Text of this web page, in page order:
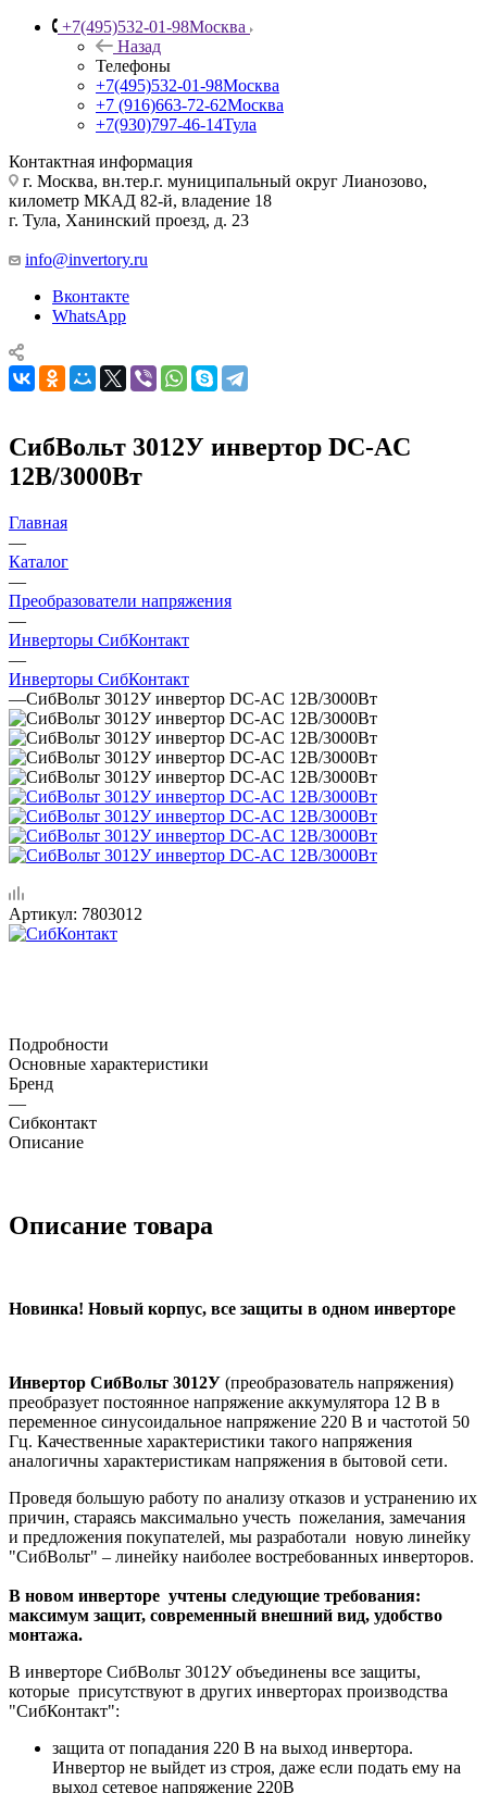
+7(495)532-01-98Москва
Назад
Телефоны
+7(495)532-01-98Москва
+7 (916)663-72-62Москва
+7(930)797-46-14Тула
Контактная информация
г. Москва, вн.тер.г. муниципальный округ Лианозово,
километр МКАД 82-й, владение 18
г. Тула, Ханинский проезд, д. 23
info@invertory.ru
Вконтакте
WhatsApp
СибВольт 3012У инвертор DC-AC
12В/3000Вт
Главная
—
Каталог
—
Преобразователи напряжения
—
Инверторы СибКонтакт
—
Инверторы СибКонтакт
—СибВольт 3012У инвертор DC-AC 12В/3000Вт
Артикул: 7803012
Подробности
Основные характеристики
Бренд
—
Сибконтакт
Описание
Описание товара
Новинка! Новый корпус, все защиты в одном инверторе
Инвертор СибВольт 3012У (преобразователь напряжения)
преобразует постоянное напряжение аккумулятора 12 В в
переменное синусоидальное напряжение 220 В и частотой 50
Гц. Качественные характеристики такого напряжения
аналогичны характеристикам напряжения в бытовой сети.
Проведя большую работу по анализу отказов и устранению их
причин, стараясь максимально учесть пожелания, замечания
и предложения покупателей, мы разработали новую линейку
"СибВольт" – линейку наиболее востребованных инверторов.
В новом инверторе учтены следующие требования:
максимум защит, современный внешний вид, удобство
монтажа.
В инверторе СибВольт 3012У объединены все защиты,
которые присутствуют в других инверторах производства
"СибКонтакт":
защита от попадания 220 В на выход инвертора.
Инвертор не выйдет из строя, даже если подать ему на
выход сетевое напряжение 220В